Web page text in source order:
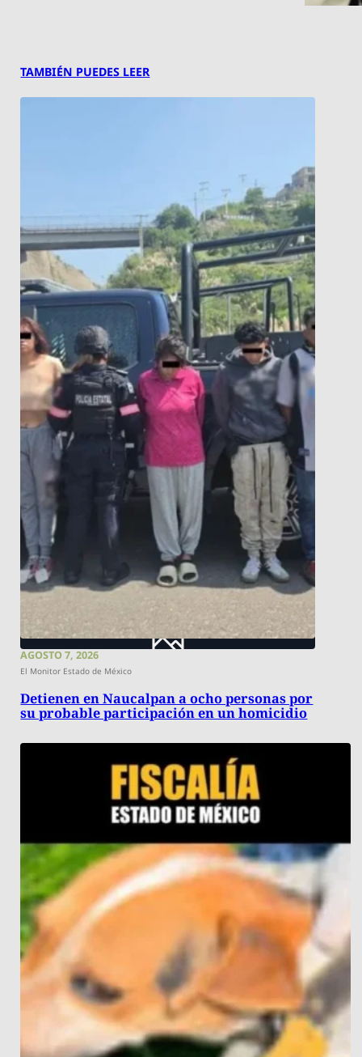
TAMBIÉN PUEDES LEER
AGOSTO 7, 2026
El Monitor Estado de México
Detienen en Naucalpan a ocho personas por
su probable participación en un homicidio